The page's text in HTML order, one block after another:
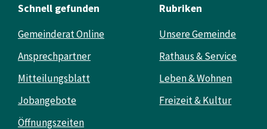
Schnell gefunden
Gemeinderat Online
Ansprechpartner
Mitteilungsblatt
Jobangebote
Öffnungszeiten
Rubriken
Unsere Gemeinde
Rathaus & Service
Leben & Wohnen
Freizeit & Kultur